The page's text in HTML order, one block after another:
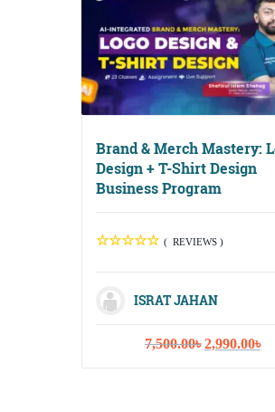
Brand & Merch Mastery:
Design + T-Shirt Design
Business Program
( REVIEWS )
ISRAT JAHAN
7,500.00৳ Original
2,990.00৳